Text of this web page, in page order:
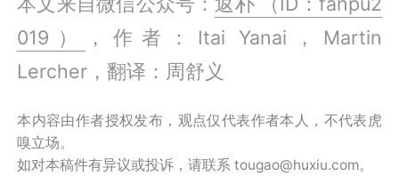
019）
，作者：Itai Yanai，Martin
Lercher，翻译：周舒义
本内容由作者授权发布，观点仅代表作者本人，不代表虎
嗅立场。
如对本稿件有异议或投诉，请联系 tougao@huxiu.com。